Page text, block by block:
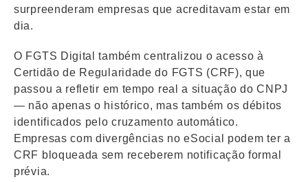
surpreenderam empresas que acreditavam estar em
dia.
O FGTS Digital também centralizou o acesso à
Certidão de Regularidade do FGTS (CRF), que
passou a refletir em tempo real a situação do CNPJ
— não apenas o histórico, mas também os débitos
identificados pelo cruzamento automático.
Empresas com divergências no eSocial podem ter a
CRF bloqueada sem receberem notificação formal
prévia.